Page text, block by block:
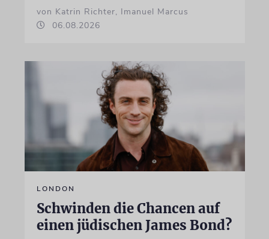
von Katrin Richter, Imanuel Marcus
06.08.2026
LONDON
Schwinden die Chancen auf
einen jüdischen James Bond?